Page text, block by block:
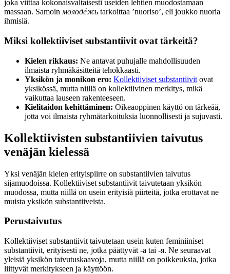
joka viittaa kokonaisvaltaisesti useiden lehtien muodostamaan
massaan. Samoinмолодёжь tarkoittaa ’nuoriso’, eli joukko nuoria
ihmisiä.
Miksi kollektiiviset substantiivit ovat tärkeitä?
Kielen rikkaus: Ne antavat puhujalle mahdollisuuden
ilmaista ryhmäkäsitteitä tehokkaasti.
Yksikön ja monikon ero: Kollektiiviset substantiivit ovat
yksikössä, mutta niillä on kollektiivinen merkitys, mikä
vaikuttaa lauseen rakenteeseen.
Kielitaidon kehittäminen: Oikeaoppinen käyttö on tärkeää,
jotta voi ilmaista ryhmätarkoituksia luonnollisesti ja sujuvasti.
Kollektiivisten substantiivien taivutus
venäjän kielessä
Yksi venäjän kielen erityispiirre on substantiivien taivutus
sijamuodoissa. Kollektiiviset substantiivit taivutetaan yksikön
muodossa, mutta niillä on usein erityisiä piirteitä, jotka erottavat ne
muista yksikön substantiiveista.
Perustaivutus
Kollektiiviset substantiivit taivutetaan usein kuten feminiiniset
substantiivit, erityisesti ne, jotka päättyvät -а tai -я. Ne seuraavat
yleisiä yksikön taivutuskaavoja, mutta niillä on poikkeuksia, jotka
liittyvät merkitykseen ja käyttöön.